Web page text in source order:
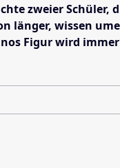
zweier
länger, wissen
Figur wird